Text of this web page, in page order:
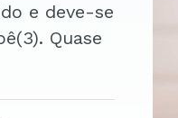
Quase